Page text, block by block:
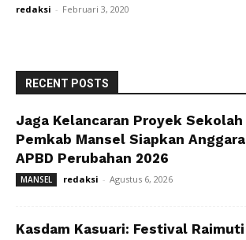
redaksi - Februari 3, 2020
RECENT POSTS
Jaga Kelancaran Proyek
Pemkab Mansel Siapkan
APBD Perubahan 2026
MANSEL redaksi - Agustus 6, 2026
Kasdam Kasuari: Festival